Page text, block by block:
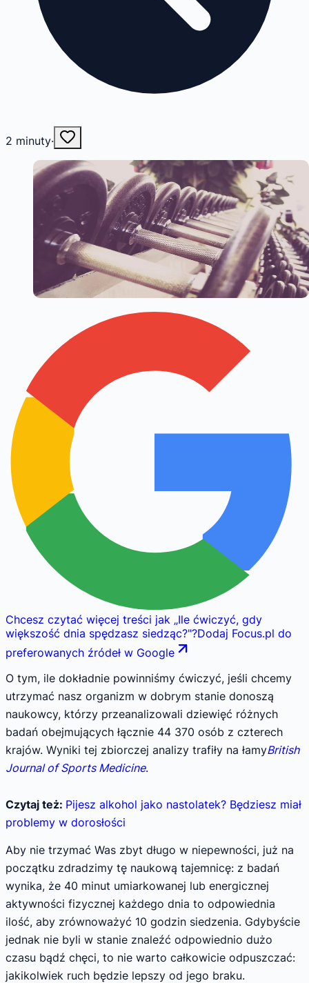
2 minuty·
Chcesz czytać więcej treści jak „Ile ćwiczyć, gdy
większość dnia spędzasz siedząc?"?Dodaj Focus.pl do
preferowanych źródeł w Google
O tym, ile dokładnie powinniśmy ćwiczyć, jeśli chcemy
utrzymać nasz organizm w dobrym stanie donoszą
naukowcy, którzy przeanalizowali dziewięć różnych
badań obejmujących łącznie 44 370 osób z czterech
krajów. Wyniki tej zbiorczej analizy trafiły na łamyBritish
Journal of Sports Medicine.
Czytaj też: Pijesz alkohol jako nastolatek? Będziesz miał
problemy w dorosłości
Aby nie trzymać Was zbyt długo w niepewności, już na
początku zdradzimy tę naukową tajemnicę: z badań
wynika, że 40 minut umiarkowanej lub energicznej
aktywności fizycznej każdego dnia to odpowiednia
ilość, aby zrównoważyć 10 godzin siedzenia. Gdybyście
jednak nie byli w stanie znaleźć odpowiednio dużo
czasu bądź chęci, to nie warto całkowicie odpuszczać:
jakikolwiek ruch będzie lepszy od jego braku.